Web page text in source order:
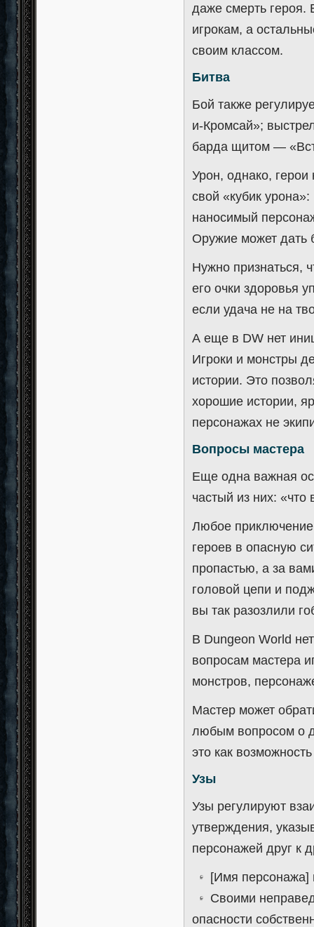
даже смерть героя.
игрокам, а
своим классом.
Битва
Бой также
и-Кромсай»;
барда щитом —
Урон, однако, герои
свой «кубик
наносимый
Оружие может дать
Нужно признаться,
его очки здоровья
если удача не на
А еще в DW нет
Игроки и монстры
истории. Это
хорошие истории,
персонажах не
Вопросы мастера
Еще одна важная
частый из них: «что
Любое
героев в опасную
пропастью, а за
головой цепи и
вы так разозлили
В Dungeon World
вопросам мастера
монстров,
Мастер может
любым вопросом о
это как
Узы
Узы регулируют
утверждения,
персонажей друг к
[Имя персонажа]
Своими
опасности